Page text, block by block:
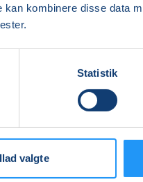
kombinere disse data
Statistik
valgte